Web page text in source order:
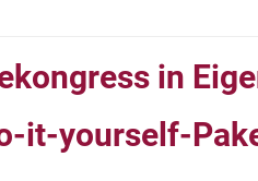
in
it-yourself-